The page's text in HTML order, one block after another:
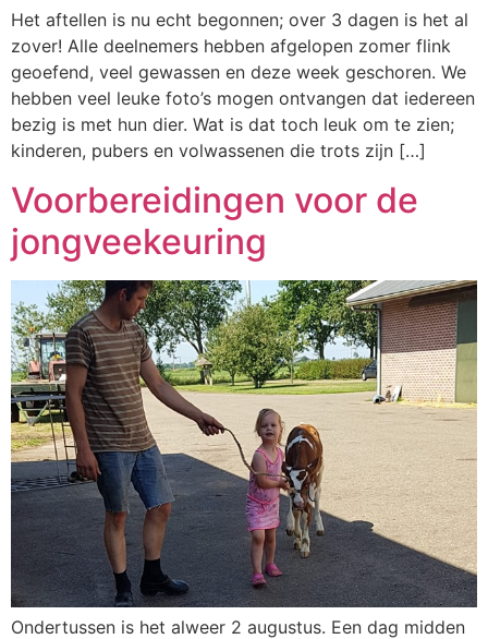
Het aftellen is nu echt begonnen; over 3 dagen is het al
zover! Alle deelnemers hebben afgelopen zomer flink
geoefend, veel gewassen en deze week geschoren. We
hebben veel leuke foto’s mogen ontvangen dat iedereen
bezig is met hun dier. Wat is dat toch leuk om te zien;
kinderen, pubers en volwassenen die trots zijn […]
Voorbereidingen voor de
jongveekeuring
Ondertussen is het alweer 2 augustus. Een dag midden